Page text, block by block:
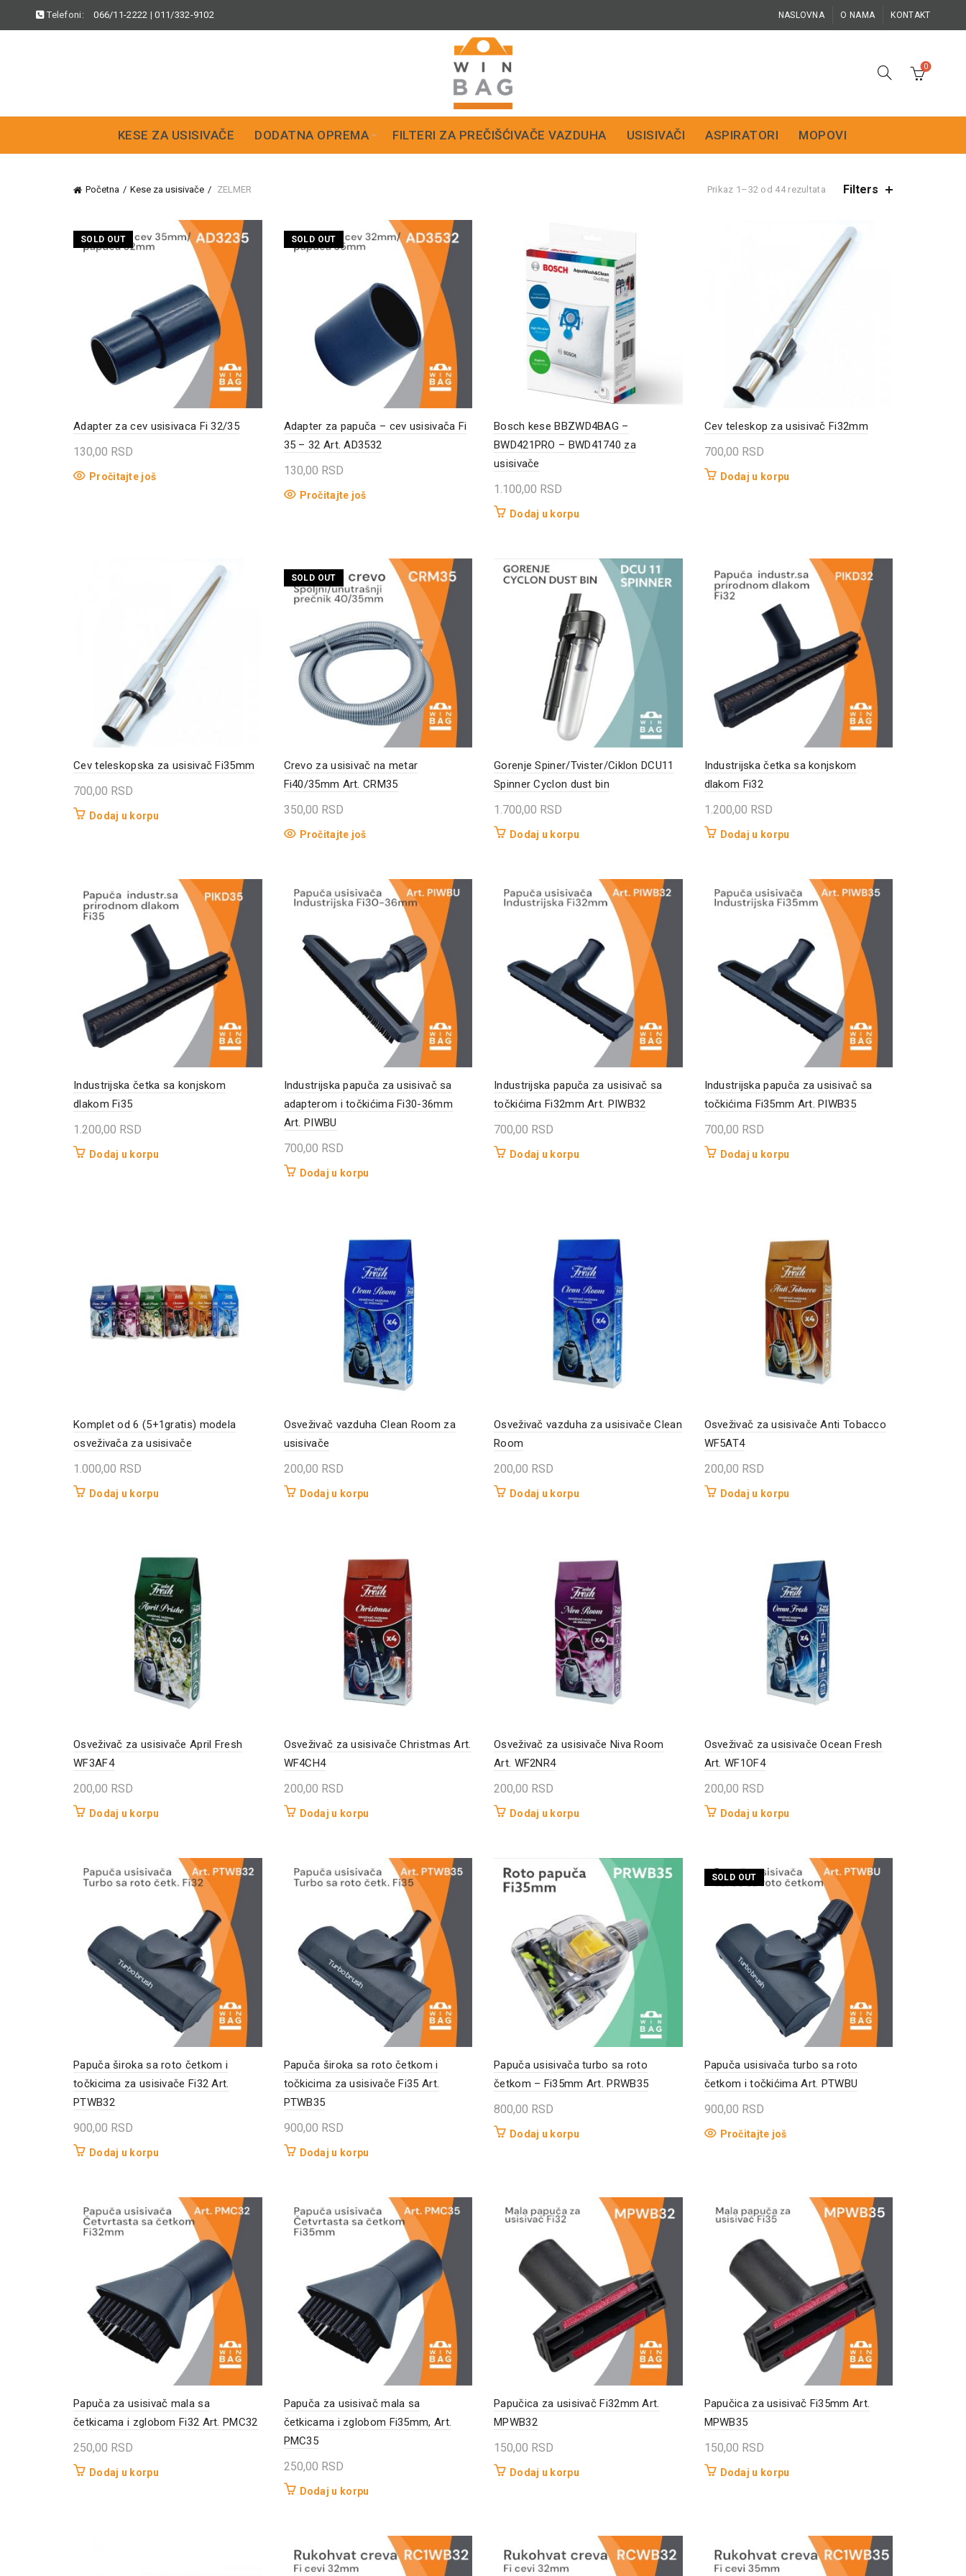
Telefoni: 066/11-2222 |011/332-9102 NASLOVNA O NAMA KONTAKT
0
KESE ZA USISIVAČE DODATNA OPREMA FILTERI ZA PREČIŠĆIVAČE VAZDUHA USISIVAČI ASPIRATORI MOPOVI
Početna Kese za usisivače ZELMER Prikaz 1–32 od 44 rezultata Filters
SOLD OUT
Adapter za cev usisivaca Fi 32/35
130,00 RSD
Pročitajte još
SOLD OUT
Adapter za papuča – cev usisivača Fi
35 – 32 Art. AD3532
130,00 RSD
Pročitajte još
Bosch kese BBZWD4BAG –
BWD421PRO – BWD41740 za
usisivače
1.100,00 RSD
Dodaj u korpu
Cev teleskop za usisivač Fi32mm
700,00 RSD
Dodaj u korpu
Cev teleskopska za usisivač Fi35mm
700,00 RSD
Dodaj u korpu
SOLD OUT
Crevo za usisivač na metar
Fi40/35mm Art. CRM35
350,00 RSD
Pročitajte još
Gorenje Spiner/Tvister/Ciklon DCU11
Spinner Cyclon dust bin
1.700,00 RSD
Dodaj u korpu
Industrijska četka sa konjskom
dlakom Fi32
1.200,00 RSD
Dodaj u korpu
Industrijska četka sa konjskom
dlakom Fi35
1.200,00 RSD
Dodaj u korpu
Industrijska papuča za usisivač sa
adapterom i točkićima Fi30-36mm
Art. PIWBU
700,00 RSD
Dodaj u korpu
Industrijska papuča za usisivač sa
točkićima Fi32mm Art. PIWB32
700,00 RSD
Dodaj u korpu
Industrijska papuča za usisivač sa
točkićima Fi35mm Art. PIWB35
700,00 RSD
Dodaj u korpu
Komplet od 6 (5+1gratis) modela
osveživača za usisivače
1.000,00 RSD
Dodaj u korpu
Osveživač vazduha Clean Room za
usisivače
200,00 RSD
Dodaj u korpu
Osveživač vazduha za usisivače Clean
Room
200,00 RSD
Dodaj u korpu
Osveživač za usisivače Anti Tobacco
WF5AT4
200,00 RSD
Dodaj u korpu
Osveživač za usisivače April Fresh
WF3AF4
200,00 RSD
Dodaj u korpu
Osveživač za usisivače Christmas Art.
WF4CH4
200,00 RSD
Dodaj u korpu
Osveživač za usisivače Niva Room
Art. WF2NR4
200,00 RSD
Dodaj u korpu
Osveživač za usisivače Ocean Fresh
Art. WF1OF4
200,00 RSD
Dodaj u korpu
Papuča široka sa roto četkom i
točkicima za usisivače Fi32 Art.
PTWB32
900,00 RSD
Dodaj u korpu
Papuča široka sa roto četkom i
točkicima za usisivače Fi35 Art.
PTWB35
900,00 RSD
Dodaj u korpu
Papuča usisivača turbo sa roto
četkom – Fi35mm Art. PRWB35
800,00 RSD
Dodaj u korpu
SOLD OUT
Papuča usisivača turbo sa roto
četkom i točkićima Art. PTWBU
900,00 RSD
Pročitajte još
Papuča za usisivač mala sa
četkicama i zglobom Fi32 Art. PMC32
250,00 RSD
Dodaj u korpu
Papuča za usisivač mala sa
četkicama i zglobom Fi35mm, Art.
PMC35
250,00 RSD
Dodaj u korpu
Papučica za usisivač Fi32mm Art.
MPWB32
150,00 RSD
Dodaj u korpu
Papučica za usisivač Fi35mm Art.
MPWB35
150,00 RSD
Dodaj u korpu